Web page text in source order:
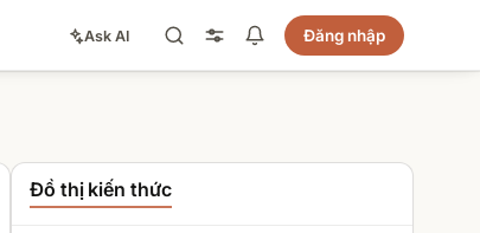
Ask AI Đăng nhập
Đồ thị kiến thức